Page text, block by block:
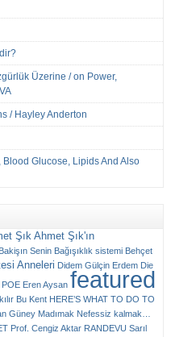
Üzerine / on Power,
/ Hayley Anderton
Glucose, Lipids And Also
Şık Ahmet Şık'ın
Bakişın Senin Bağışıklık sistemi Behçet
Anneleri Didem Gülçin Erdem Die
POE Eren Aysan featured
Bu Kent HERE’S WHAT TO DO TO
Güney Madımak Nefessiz kalmak…
Prof. Cengiz Aktar RANDEVU Sarıl